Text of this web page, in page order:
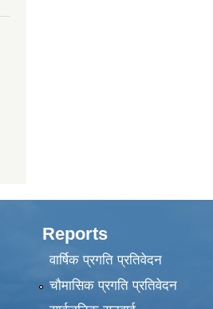
Reports
वार्षिक प्रगति प्रतिवेदन
चौमासिक प्रगति प्रतिवेदन